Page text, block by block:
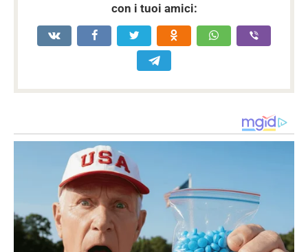
con i tuoi amici: